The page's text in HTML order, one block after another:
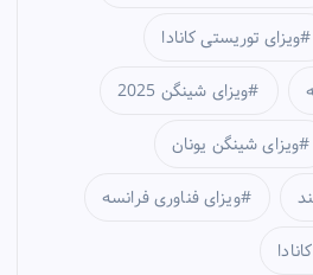
ویزای توریستی کانادا
ویزای شینگن 2025
ویزای شینگن یونان
ویزای فناوری فرانسه